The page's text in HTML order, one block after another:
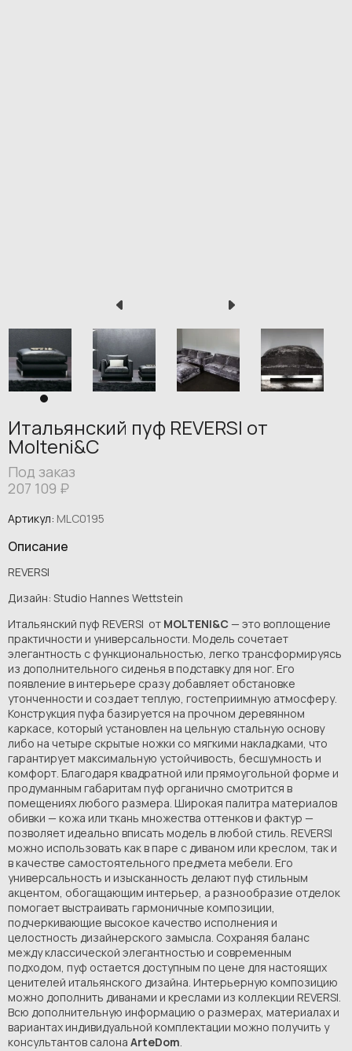
Итальянский пуф REVERSI от
Molteni&C
Под заказ
207 109 ₽
Артикул: MLC0195
Описание
REVERSI
Дизайн: Studio Hannes Wettstein
Итальянский пуф REVERSI от MOLTENI&C — это воплощение
практичности и универсальности. Модель сочетает
элегантность с функциональностью, легко трансформируясь
из дополнительного сиденья в подставку для ног. Его
появление в интерьере сразу добавляет обстановке
утонченности и создает теплую, гостеприимную атмосферу.
Конструкция пуфа базируется на прочном деревянном
каркасе, который установлен на цельную стальную основу
либо на четыре скрытые ножки со мягкими накладками, что
гарантирует максимальную устойчивость, бесшумность и
комфорт. Благодаря квадратной или прямоугольной форме и
продуманным габаритам пуф органично смотрится в
помещениях любого размера. Широкая палитра материалов
обивки — кожа или ткань множества оттенков и фактур —
позволяет идеально вписать модель в любой стиль. REVERSI
можно использовать как в паре с диваном или креслом, так и
в качестве самостоятельного предмета мебели. Его
универсальность и изысканность делают пуф стильным
акцентом, обогащающим интерьер, а разнообразие отделок
помогает выстраивать гармоничные композиции,
подчеркивающие высокое качество исполнения и
целостность дизайнерского замысла. Сохраняя баланс
между классической элегантностью и современным
подходом, пуф остается доступным по цене для настоящих
ценителей итальянского дизайна. Интерьерную композицию
можно дополнить диванами и креслами из коллекции REVERSI.
Всю дополнительную информацию о размерах, материалах и
вариантах индивидуальной комплектации можно получить у
консультантов салона ArteDom.